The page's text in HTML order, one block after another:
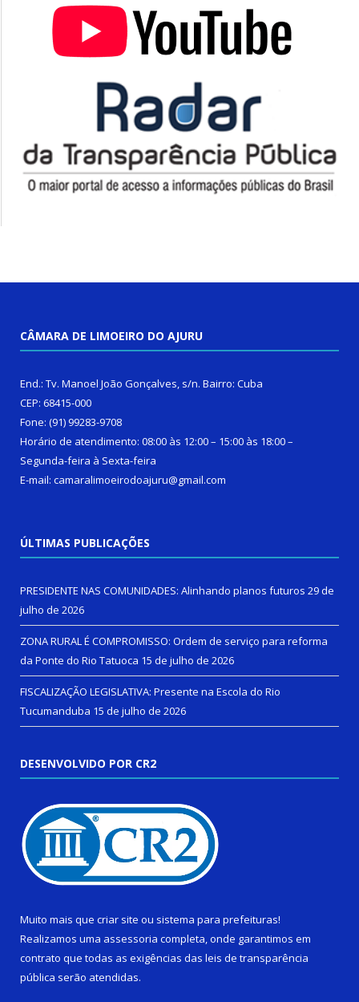
CÂMARA DE LIMOEIRO DO AJURU
End.: Tv. Manoel João Gonçalves, s/n. Bairro: Cuba
CEP: 68415-000
Fone: (91) 99283-9708
Horário de atendimento: 08:00 às 12:00 – 15:00 às 18:00 –
Segunda-feira à Sexta-feira
E-mail: camaralimoeirodoajuru@gmail.com
ÚLTIMAS PUBLICAÇÕES
PRESIDENTE NAS COMUNIDADES: Alinhando planos futuros 29 de
julho de 2026
ZONA RURAL É COMPROMISSO: Ordem de serviço para reforma
da Ponte do Rio Tatuoca 15 de julho de 2026
FISCALIZAÇÃO LEGISLATIVA: Presente na Escola do Rio
Tucumanduba 15 de julho de 2026
DESENVOLVIDO POR CR2
Muito mais que criar site ou sistema para prefeituras!
Realizamos uma assessoria completa, onde garantimos em
contrato que todas as exigências das leis de transparência
pública serão atendidas.